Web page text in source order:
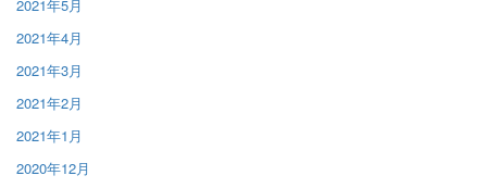
2021年5月
2021年4月
2021年3月
2021年2月
2021年1月
2020年12月